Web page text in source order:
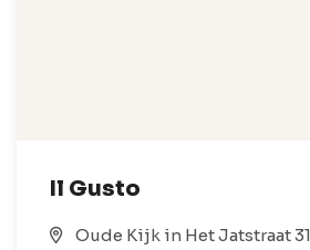
Il Gusto
Oude Kijk in Het Jatstraat 31